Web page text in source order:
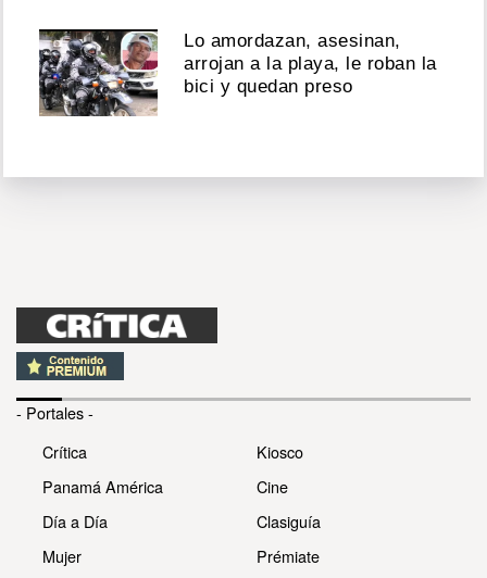
Lo amordazan, asesinan,
arrojan a la playa, le roban la
bici y quedan preso
- Portales -
Crítica
Panamá América
Día a Día
Mujer
Kiosco
Cine
Clasiguía
Prémiate